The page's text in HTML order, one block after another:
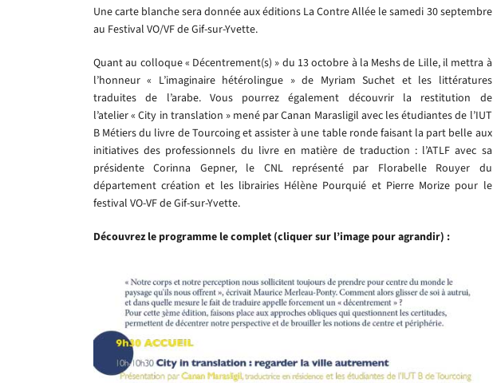
Une carte blanche sera donnée aux éditions La Contre Allée le samedi 30 septembre
au Festival VO/VF de Gif-sur-Yvette.
Quant au colloque « Décentrement(s) » du 13 octobre à la Meshs de Lille, il mettra à
l’honneur « L’imaginaire hétérolingue » de Myriam Suchet et les littératures
traduites de l’arabe. Vous pourrez également découvrir la restitution de
l’atelier « City in translation » mené par Canan Marasligil avec les étudiantes de l’IUT
B Métiers du livre de Tourcoing et assister à une table ronde faisant la part belle aux
initiatives des professionnels du livre en matière de traduction : l’ATLF avec sa
présidente Corinna Gepner, le CNL représenté par Florabelle Rouyer du
département création et les librairies Hélène Pourquié et Pierre Morize pour le
festival VO-VF de Gif-sur-Yvette.
Découvrez le programme le complet (cliquer sur l’image pour agrandir) :